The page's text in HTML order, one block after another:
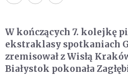
W kończących 7. kolejkę
ekstraklasy spotkaniach
zremisował z Wisłą
Białystok pokonała